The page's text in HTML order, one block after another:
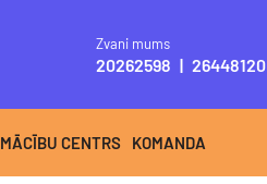
Zvani mums
20262598 | 26448120
MĀCĪBU CENTRS KOMANDA